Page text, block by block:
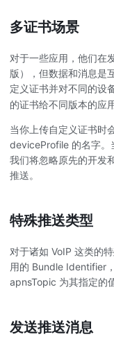
多证书场景
对于一些应用，他们在
版），但数据和消息是
定义证书并对不同的设
的证书给不同版本的应
当你上传自定义证书时
deviceProfile 的名字。
我们将忽略原先的开发
推送。
特殊推送类型
对于诸如 VoIP 这类的
用的 Bundle Identifier
apnsTopic 为其指定的值
发送推送消息